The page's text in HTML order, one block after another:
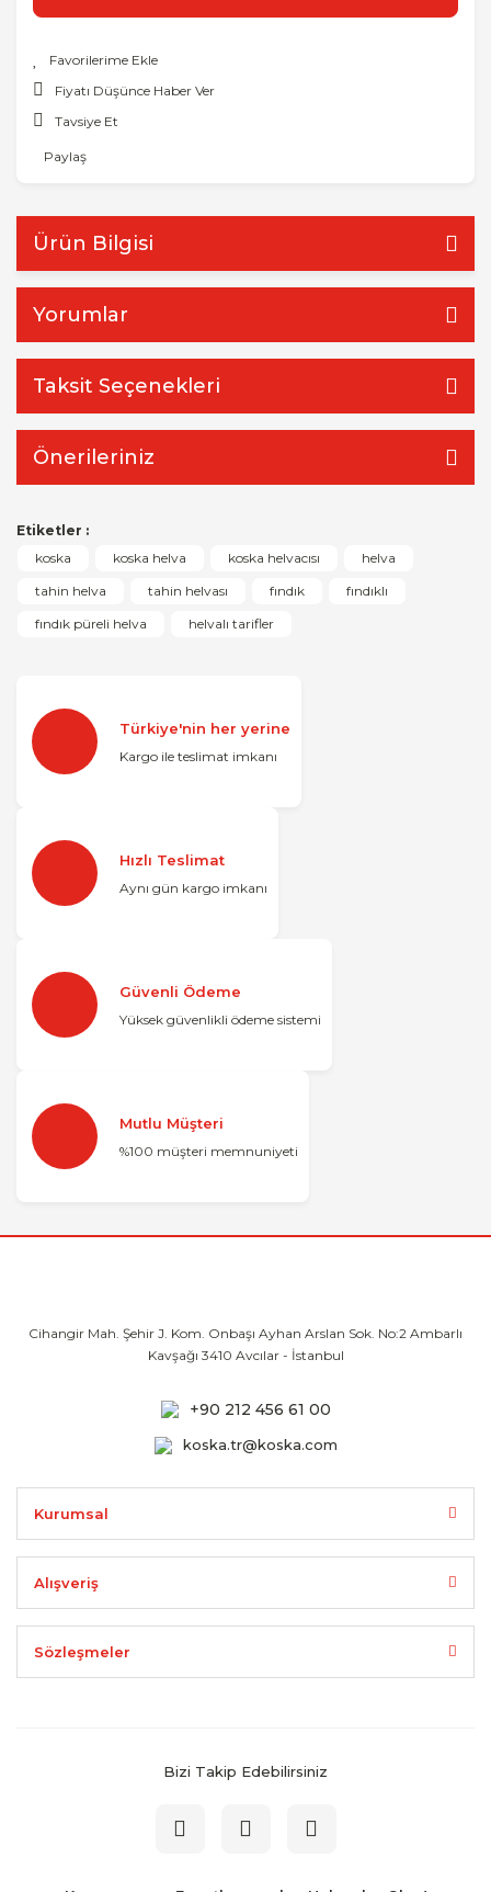
Fiyatı Düşünce Haber Ver
Tavsiye Et
Paylaş
Ürün Bilgisi
Yorumlar
Taksit Seçenekleri
Önerileriniz
Etiketler :
koska
koska helva koska helvacısı
helva
tahin helva
tahin helvası fındık
fındıklı
fındık püreli helva
helvalı tarifler
Türkiye'nin her yerine
Kargo ile teslimat imkanı
Hızlı Teslimat
Aynı gün kargo imkanı
Güvenli Ödeme
Yüksek güvenlikli ödeme sistemi
Mutlu Müşteri
%100 müşteri memnuniyeti
Cihangir Mah. Şehir J. Kom. Onbaşı Ayhan Arslan Sok. No:2 Ambarlı
Kavşağı 3410 Avcılar - İstanbul
+90 212 456 61 00
koska.tr@koska.com
Kurumsal
Alışveriş
Sözleşmeler
Bizi Takip Edebilirsiniz